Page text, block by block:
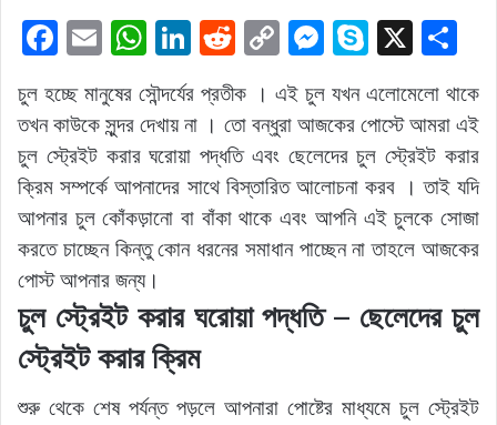
F
c
e
b
o
o
k
E
ai
l
W
h
at
s
A
p
p
Li
k
e
dI
n
R
d
di
t
C
o
p
y
Li
n
k
M
s
s
e
n
g
S
y
p
e
X
ar
e
চুল হচ্ছে মানুষের সৌন্দর্যের প্রতীক । এই চুল যখন এলোমেলো থাকে
তখন কাউকে সুন্দর দেখায় না । তো বন্ধুরা আজকের পোস্টে আমরা এই
চুল স্ট্রেইট করার ঘরোয়া পদ্ধতি এবং ছেলেদের চুল স্ট্রেইট করার
ক্রিম সম্পর্কে আপনাদের সাথে বিস্তারিত আলোচনা করব । তাই যদি
আপনার চুল কোঁকড়ানো বা বাঁকা থাকে এবং আপনি এই চুলকে সোজা
করতে চাচ্ছেন কিন্তু কোন ধরনের সমাধান পাচ্ছেন না তাহলে আজকের
পোস্ট আপনার জন্য।
চুল স্ট্রেইট করার ঘরোয়া পদ্ধতি – ছেলেদের চুল
স্ট্রেইট করার ক্রিম
শুরু থেকে শেষ পর্যন্ত পড়লে আপনারা পোষ্টের মাধ্যমে চুল স্ট্রেইট